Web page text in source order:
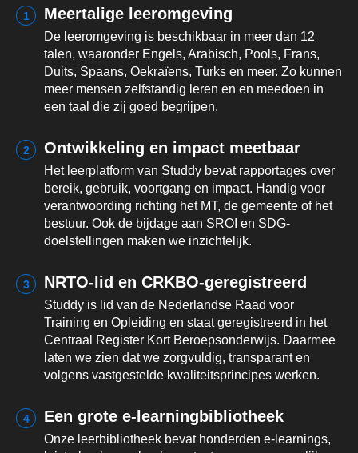
1 Meertalige leeromgeving
De leeromgeving is beschikbaar in meer dan 12
talen, waaronder Engels, Arabisch, Pools, Frans,
Duits, Spaans, Oekraïens, Turks en meer. Zo kunnen
meer mensen zelfstandig leren en en meedoen in
een taal die zij goed begrijpen.
2 Ontwikkeling en impact meetbaar
Het leerplatform van Studdy bevat rapportages over
bereik, gebruik, voortgang en impact. Handig voor
verantwoording richting het MT, de gemeente of het
bestuur. Ook de bijdage aan SROI en SDG-
doelstellingen maken we inzichtelijk.
3 NRTO-lid en CRKBO-geregistreerd
Studdy is lid van de Nederlandse Raad voor
Training en Opleiding en staat geregistreerd in het
Centraal Register Kort Beroepsonderwijs. Daarmee
laten we zien dat we zorgvuldig, transparant en
volgens vastgestelde kwaliteitsprincipes werken.
4 Een grote e-learningbibliotheek
Onze leerbibliotheek bevat honderden e-learnings,